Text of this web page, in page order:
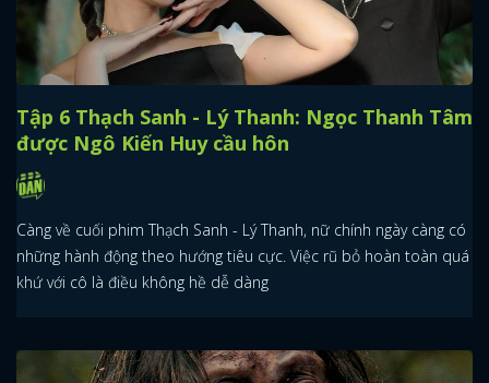
Tập 6 Thạch Sanh - Lý Thanh: Ngọc Thanh Tâm
được Ngô Kiến Huy cầu hôn
Càng về cuối phim Thạch Sanh - Lý Thanh, nữ chính ngày càng có
những hành động theo hướng tiêu cực. Việc rũ bỏ hoàn toàn quá
khứ với cô là điều không hề dễ dàng